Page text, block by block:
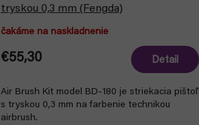
tryskou 0,3 mm (Fengda)
čakáme na naskladnenie
€55,30 Detail
Air Brush Kit model BD-180 je striekacia pištoľ
s tryskou 0,3 mm na farbenie technikou
airbrush.